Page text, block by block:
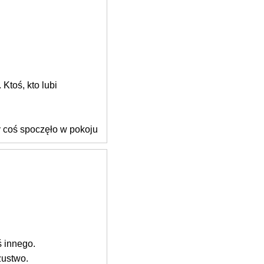
Ktoś, kto lubi
spoczęło w pokoju
innego.